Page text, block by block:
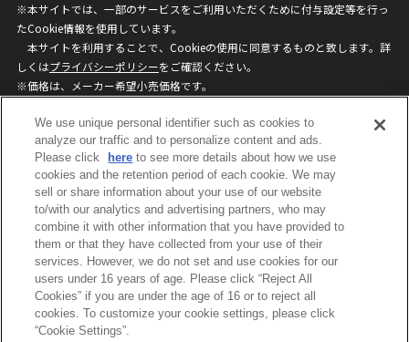
※本サイトでは、一部のサービスをご利用いただくために付与設定等を行っ
たCookie情報を使用しています。
本サイトを利用することで、Cookieの使用に同意するものと致します。詳
しくはプライバシーポリシーをご確認ください。
※価格は、メーカー希望小売価格です。
ざいますのでご了承ください。
privacypolicy
Do Not Sell or Share My
Personal Information
ウェブサイトご利用条件
ソーシャルメディアポリシー
個人情報保護方針
お問い合わせ
©BANDAI
We use unique personal identifier such as cookies to
analyze our traffic and to personalize content and ads.
Please click
here to see more details about how we use
cookies and the retention period of each cookie. We may
sell or share information about your use of our website
to/with our analytics and advertising partners, who may
combine it with other information that you have provided to
them or that they have collected from your use of their
services. However, we do not set and use cookies for our
users under 16 years of age. Please click “Reject All
Cookies” if you are under the age of 16 or to reject all
cookies. To customize your cookie settings, please click
“Cookie Settings”.